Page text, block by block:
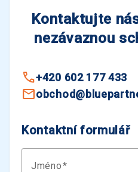
Kontaktujte
nezávaznou
+420 602 177 433
Kontaktní formulář
Jméno